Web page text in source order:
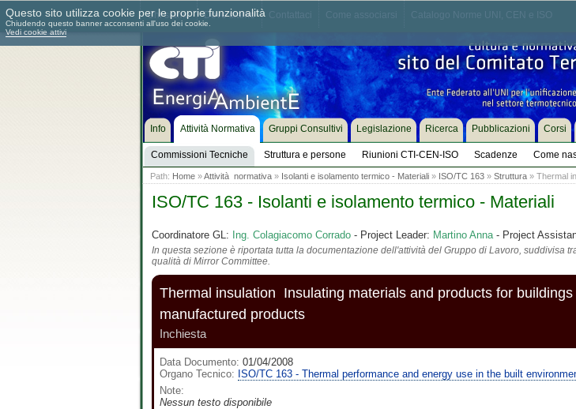
Chi siamo Dove siamo
Info Attività Normativa
Commissioni Tecniche Struttura e persone Riunioni CTI-CEN-ISO Scadenze Come
Gruppi Consultivi Legislazione Ricerca Pubblicazioni Corsi
Path: Home»Attività normativa» Isolanti e isolamento termico - Materiali» ISO/TC 163» Struttura» Thermal
ISO/TC 163 - Isolanti e isolamento termico - Materiali
Coordinatore GL: Ing. Colagiacomo Corrado- Project Leader: Martino Anna- Project
In questa sezione è riportata tutta la documentazione dell'attività del Gruppo di Lavoro, suddivisa
qualità di Mirror Committee.
Thermal insulation  Insulating materials and products for
manufactured products
Inchiesta
Data Documento: 01/04/2008
Organo Tecnico: ISO/TC 163 - Thermal performance and energy use in the built
Note:
Nessun testo disponibile
Questo sito utilizza cookie per le proprie funzionalità
Chiudendo questo banner acconsenti all'uso dei cookie.
Vedi cookie attivi